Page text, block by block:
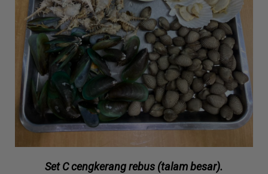
Set C cengkerang rebus (talam besar).